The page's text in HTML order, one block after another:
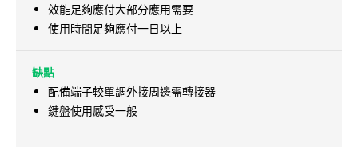
效能足夠應付大部分應用需要
使用時間足夠應付一日以上
缺點
配備端子較單調外接周邊需轉接器
鍵盤使用感受一般